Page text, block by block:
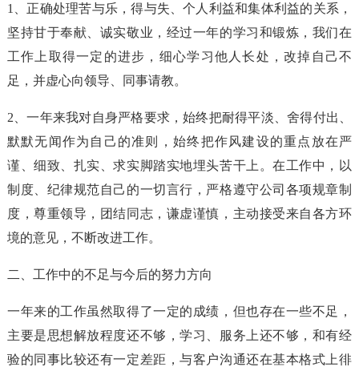
1、正确处理苦与乐，得与失、个人利益和集体利益的关系，
坚持甘于奉献、诚实敬业，经过一年的学习和锻炼，我们在
工作上取得一定的进步，细心学习他人长处，改掉自己不
足，并虚心向领导、同事请教。
2、一年来我对自身严格要求，始终把耐得平淡、舍得付出、
默默无闻作为自己的准则，始终把作风建设的重点放在严
谨、细致、扎实、求实脚踏实地埋头苦干上。在工作中，以
制度、纪律规范自己的一切言行，严格遵守公司各项规章制
度，尊重领导，团结同志，谦虚谨慎，主动接受来自各方环
境的意见，不断改进工作。
二、工作中的不足与今后的努力方向
一年来的工作虽然取得了一定的成绩，但也存在一些不足，
主要是思想解放程度还不够，学习、服务上还不够，和有经
验的同事比较还有一定差距，与客户沟通还在基本格式上徘